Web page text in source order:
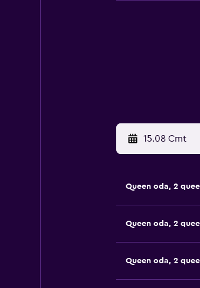
15.08 Cmt
Queen oda, 2
Queen oda, 2
Queen oda, 2